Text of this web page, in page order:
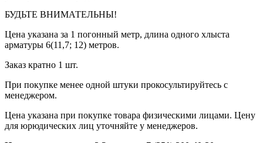
БУДЬТЕ ВНИМАТЕЛЬНЫ!
Цена указана за 1 погонный метр, длина одного хлыста
арматуры 6(11,7; 12) метров.
Заказ кратно 1 шт.
При покупке менее одной штуки прокосультируйтесь с
менеджером.
Цена указана при покупке товара физическими лицами. Цену
для юрюдических лиц уточняйте у менеджеров.